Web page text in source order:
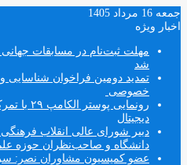
جمعه 16 مرداد 1405
اخبار ویژه
شد
تمدید دومین فراخوان
خصوصی
رونمایی
دیجیتال
دبیر شورای عالی انقلاب
دانشگاه و صاحب‌نظران حوزه
عضو کمیسیون مشاوران نصر: